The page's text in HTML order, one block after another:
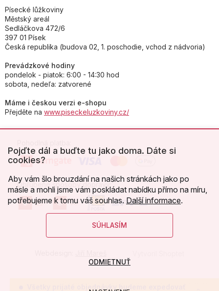
Pojďte dál a buďte tu jako doma. Dáte si
cookies?
Aby vám šlo brouzdání na našich stránkách jako po
másle a mohli jsme vám poskládat nabídku přímo na míru,
potřebujeme k tomu váš souhlas. Další informace.
SÚHLASÍM
ODMIETNUŤ
Písecké lůžkoviny
Městský areál
Sedláčkova 472/6
397 01 Písek
Česká republika (budova 02, 1. poschodie, vchod z nádvoria)
Prevádzkové hodiny
pondelok - piatok: 6:00 - 14:30 hod
sobota, nedeľa: zatvorené
Máme i českou verzi e-shopu
Přejděte na www.piseckeluzkoviny.cz/
Obľúbené spôsoby dopravy: